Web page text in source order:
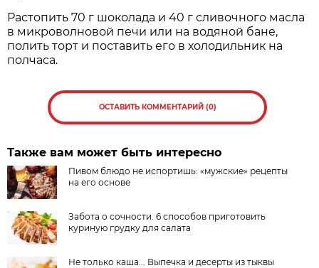
Растопить 70 г шоколада и 40 г сливочного масла
в микроволновой печи или на водяной бане,
полить торт и поставить его в холодильник на
полчаса.
ОСТАВИТЬ КОММЕНТАРИЙ (0)
Также вам может быть интересно
Пивом блюдо не испортишь: «мужские» рецепты
на его основе
Забота о сочности. 6 способов приготовить
куриную грудку для салата
Не только каша... Выпечка и десерты из тыквы